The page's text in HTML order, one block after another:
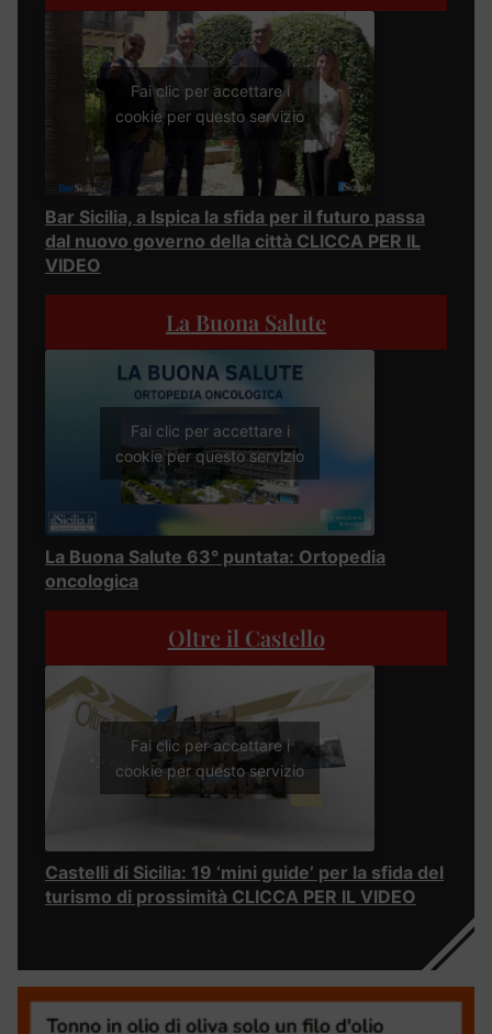
Fai clic per accettare i
cookie per questo servizio
Bar Sicilia, a Ispica la sfida per il futuro passa
dal nuovo governo della città CLICCA PER IL
VIDEO
La Buona Salute
Fai clic per accettare i
cookie per questo servizio
La Buona Salute 63° puntata: Ortopedia
oncologica
Oltre il Castello
Fai clic per accettare i
cookie per questo servizio
Castelli di Sicilia: 19 ‘mini guide’ per la sfida del
turismo di prossimità CLICCA PER IL VIDEO